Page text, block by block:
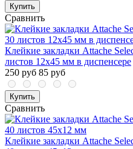
Купить
Сравнить
Клейкие закладки Attache
листов 12х45 мм в диспенсере
250 руб 85 руб
Купить
Сравнить
Клейкие закладки Attache